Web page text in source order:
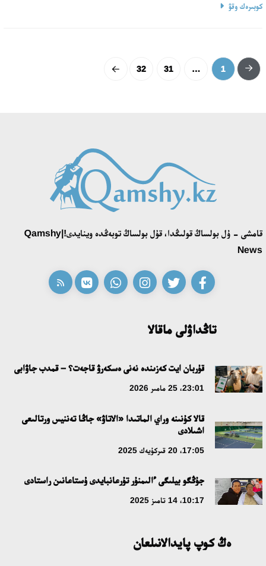
كوبىرەك وقۋ
1
…
31
32
قامشى - ۇل بولساڭ قولىڭدا، قۇل بولساڭ توبەڭدە وينايدى!|Qamshy
News
تاڭداۋلى ماقالا
قۇربان ايت كەزىندە نەنى ەسكەرۋ قاجەت؟ – قمدب جاۋابى
23:01، 25 مامىر 2026
قالا كۇنىنە وراي الماتىدا «الاتاۋ» جاڭا تەننيس ورتالىعى
اشىلادى
17:05، 20 قىركۇيەك 2025
جۇڭگو بيلىگى ءالىمنۇر تۇرعانبايدى ۇستاعانىن راستادى
10:17، 14 تامىز 2025
ەڭ كوپ پايدالانىلعان